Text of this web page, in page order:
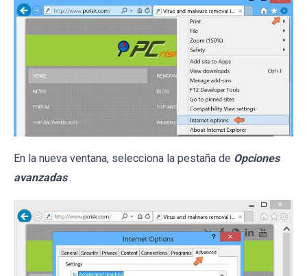
En la nueva ventana, selecciona la pestaña de Opciones
avanzadas .